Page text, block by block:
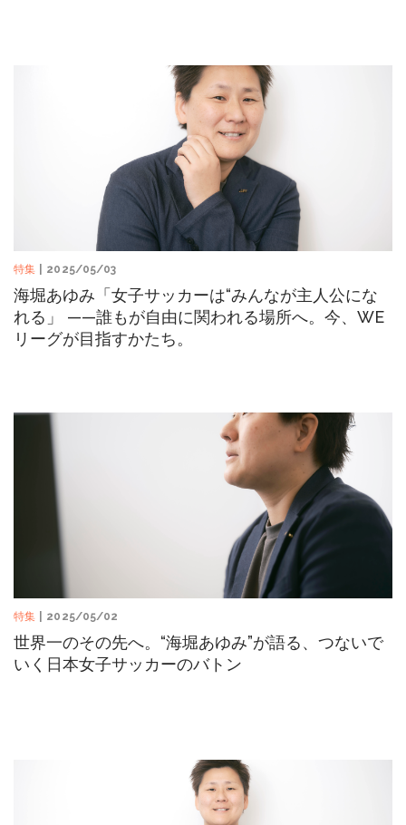
特集 | 2025/05/03
海堀あゆみ「女子サッカーは“みんなが主人公にな
れる」 ——誰もが自由に関われる場所へ。今、WE
リーグが目指すかたち。
特集 | 2025/05/02
世界一のその先へ。“海堀あゆみ”が語る、つないで
いく日本女子サッカーのバトン